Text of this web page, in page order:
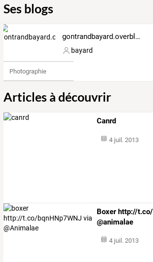
Ses blogs
gontrandbayard.overblog.com
bayard
Photographie
Articles à découvrir
Canrd
4 juil. 2013
Boxer http://
@animalae
4 juil. 2013